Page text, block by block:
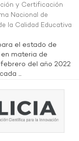
y Certificación
Nacional de
la Calidad Educativa
el estado de
materia de
del año 2022
...